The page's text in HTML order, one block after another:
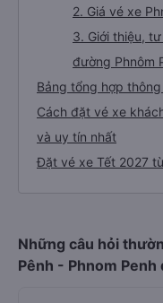
2. Giá vé xe
3. Giới thiệu,
đường Phnôm
Bảng tổng hợp
Cách đặt vé xe
và uy tín nhất
Đặt vé xe Tết 2027
Những câu hỏi
Pênh - Phnom Penh